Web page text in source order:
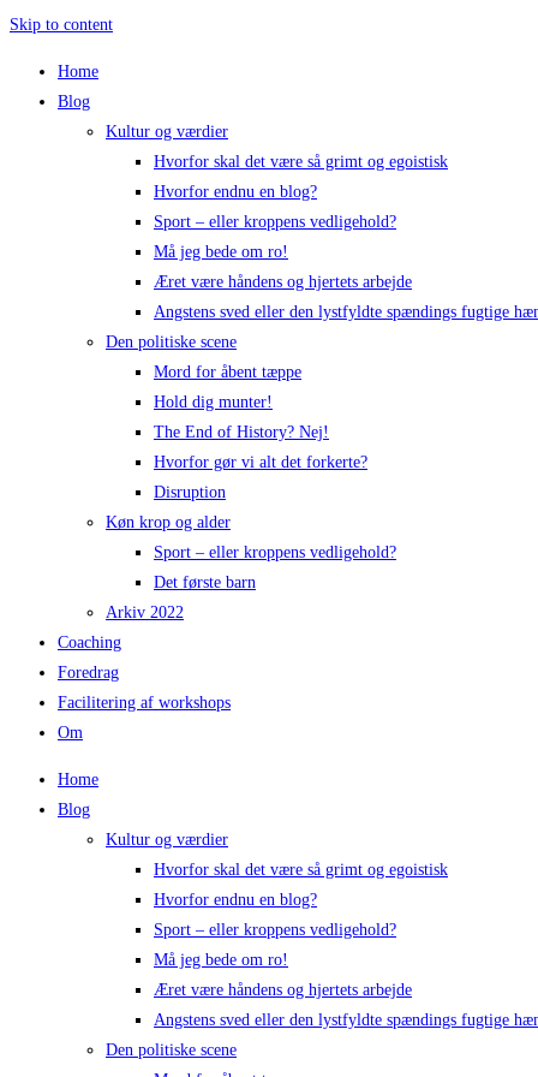
Skip to content
Home
Blog
Kultur og værdier
Hvorfor skal det være så grimt og egoistisk
Hvorfor endnu en blog?
Sport – eller kroppens vedligehold?
Må jeg bede om ro!
Æret være håndens og hjertets arbejde
Angstens sved eller den lystfyldte spændings fugtige
Den politiske scene
Mord for åbent tæppe
Hold dig munter!
The End of History? Nej!
Hvorfor gør vi alt det forkerte?
Disruption
Køn krop og alder
Sport – eller kroppens vedligehold?
Det første barn
Arkiv 2022
Coaching
Foredrag​
Facilitering af workshops
Om
Home
Blog
Kultur og værdier
Hvorfor skal det være så grimt og egoistisk
Hvorfor endnu en blog?
Sport – eller kroppens vedligehold?
Må jeg bede om ro!
Æret være håndens og hjertets arbejde
Angstens sved eller den lystfyldte spændings fugtige
Den politiske scene